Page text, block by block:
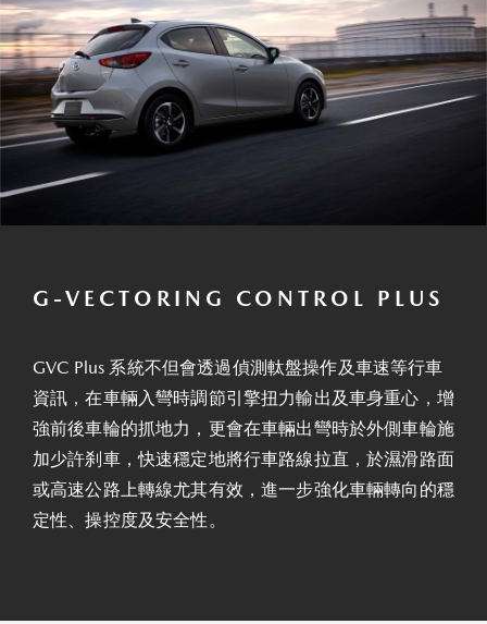
G-VECTORING CONTROL PLUS
GVC Plus 系統不但會透過偵測軚盤操作及車速等行車
資訊，在車輛入彎時調節引擎扭力輸出及車身重心，增
強前後車輪的抓地力，更會在車輛出彎時於外側車輪施
加少許刹車，快速穩定地將行車路線拉直，於濕滑路面
或高速公路上轉線尤其有效，進一步強化車輛轉向的穩
定性、操控度及安全性。